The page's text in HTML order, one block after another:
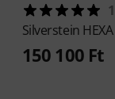
1
Silverstein
150 100 Ft